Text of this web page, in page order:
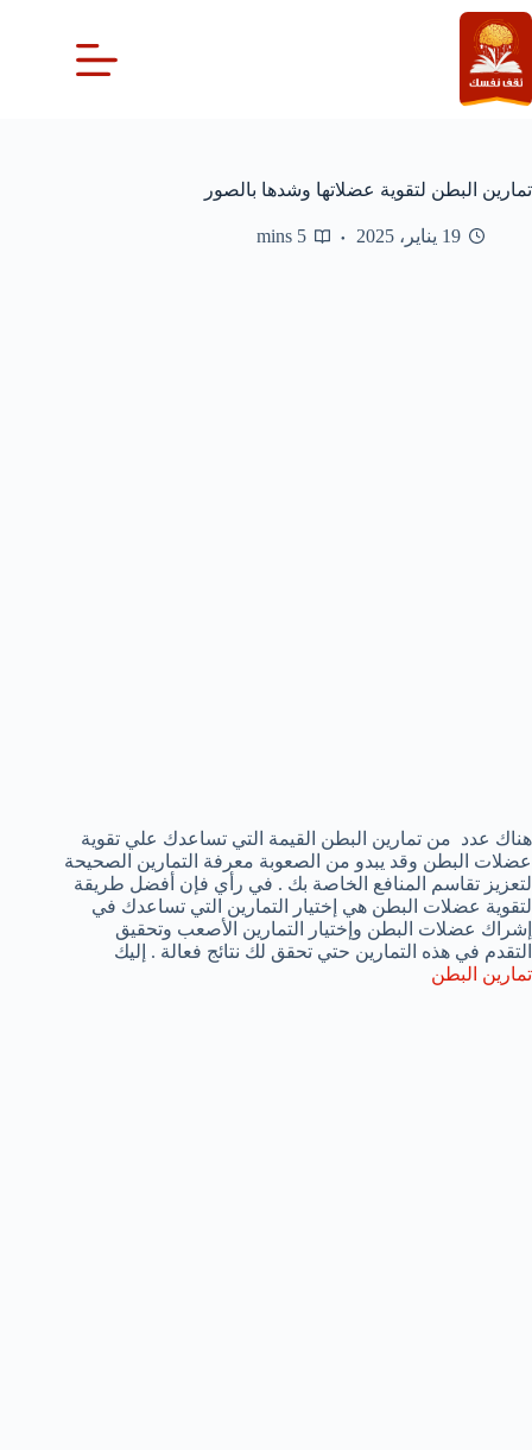
التجاوز
إلى
المحتوى
تمارين البطن لتقوية عضلاتها وشدها بالصور
19 يناير، 2025 5 mins
هناك عدد من تمارين البطن القيمة التي تساعدك علي تقوية
عضلات البطن وقد يبدو من الصعوبة معرفة التمارين الصحيحة
لتعزيز تقاسم المنافع الخاصة بك . في رأي فإن أفضل طريقة
لتقوية عضلات البطن هي إختيار التمارين التي تساعدك في
إشراك عضلات البطن وإختيار التمارين الأصعب وتحقيق
التقدم في هذه التمارين حتي تحقق لك نتائج فعالة . إليك
تمارين البطن